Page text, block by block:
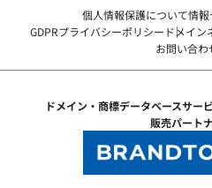
個人情報保護について情報
GDPRプライバシーポリシー ドメイン
お問い合わ
ドメイン・商標データベースサー
販売パート